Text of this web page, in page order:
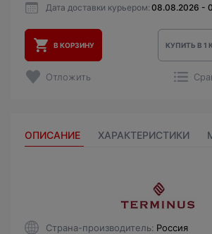
Дата доставки курьером: 08.08.2026 -
В КОРЗИНУ КУПИТЬ В 1
Отложить
ОПИСАНИЕ ХАРАКТЕРИСТИКИ
Страна-производитель Россия